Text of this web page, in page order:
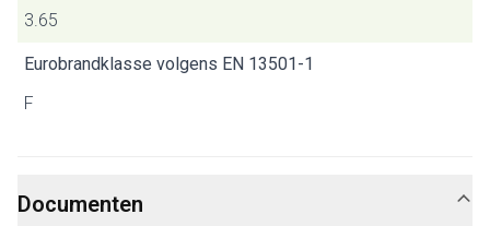
3.65
Eurobrandklasse volgens EN 13501-1
F
Documenten